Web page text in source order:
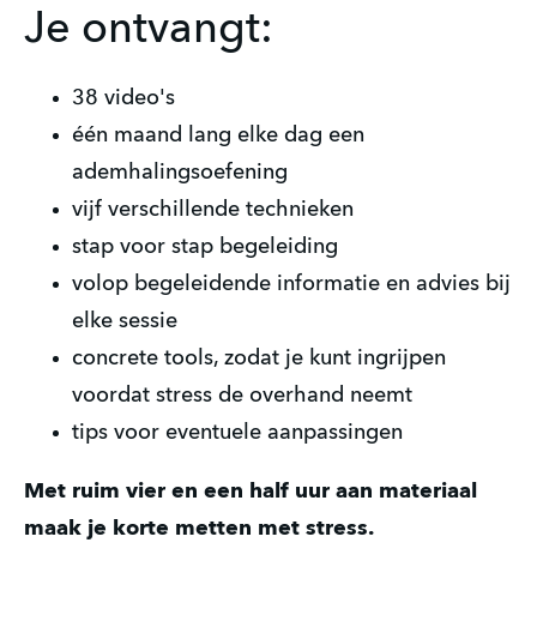
Je ontvangt:
38 video's
één maand lang elke dag een
ademhalingsoefening
vijf verschillende technieken
stap voor stap begeleiding
volop begeleidende informatie en advies bij
elke sessie
concrete tools, zodat je kunt ingrijpen
voordat stress de overhand neemt
tips voor eventuele aanpassingen
Met ruim vier en een half uur aan materiaal
maak je korte metten met stress.